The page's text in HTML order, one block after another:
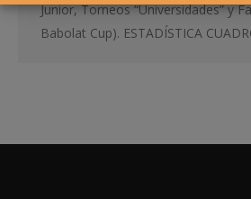
Junior, Torneos “Universidades” y
Babolat Cup). ESTADÍSTICA